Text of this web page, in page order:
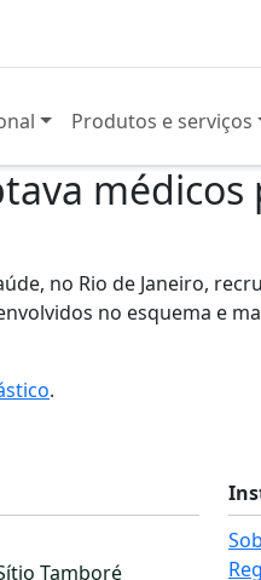
Produtos e serviços
no Rio de Janeiro,
no esquema e
.
Tamboré